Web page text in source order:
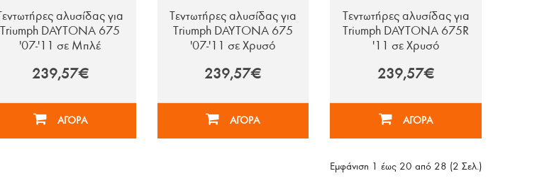
αλυσίδας για
Triumph DAYTONA 675
'07-'11 σε Μπλέ
239,57€
ΑΓΟΡΑ
Τεντωτήρες αλυσίδας για
Triumph DAYTONA 675
'07-'11 σε Χρυσό
239,57€
ΑΓΟΡΑ
Τεντωτήρες αλυσίδας για
Triumph DAYTONA 675R
'11 σε Χρυσό
239,57€
ΑΓΟΡΑ
Εμφάνιση 1 έως 20 από 28 (2 Σελ.)